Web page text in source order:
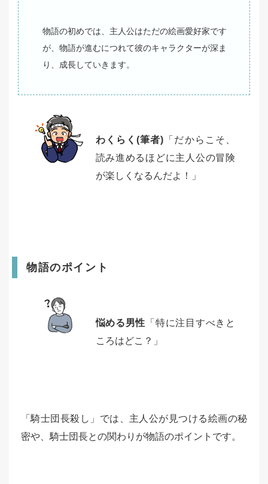
物語の初めでは、主人公はただの絵画愛好家です
が、物語が進むにつれて彼のキャラクターが深ま
り、成長していきます。
わくらく(筆者) 「だからこそ、
読み進めるほどに主人公の冒険
が楽しくなるんだよ！」
物語のポイント
悩める男性 「特に注目すべきと
ころはどこ？」
「騎士団長殺し」では、主人公が見つける絵画の秘
密や、騎士団長との関わりが物語のポイントです。